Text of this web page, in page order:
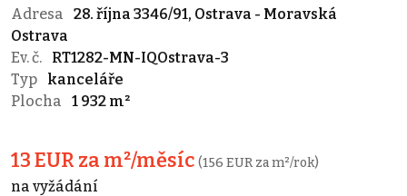
Adresa
28. října 3346/91, Ostrava - Moravská
Ostrava
Ev. č.
RT1282-MN-IQOstrava-3
Typ
kanceláře
Plocha
1 932 m²
13 EUR za m²/měsíc (156 EUR za m²/rok)
na vyžádání